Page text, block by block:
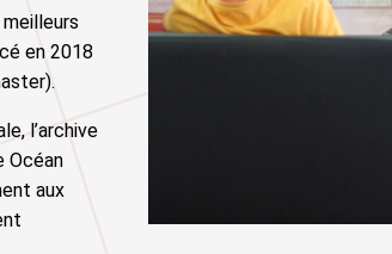
en 2018
l’archive
Océan
aux